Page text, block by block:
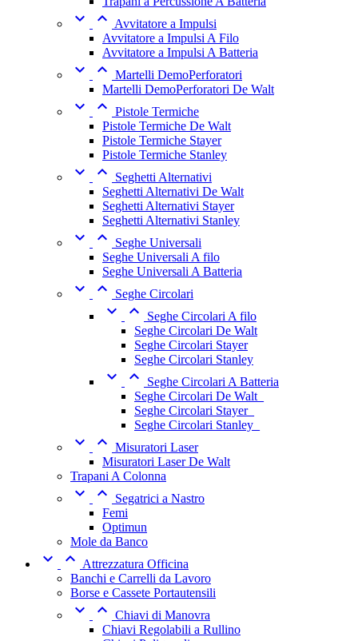
  Avvitatore a Impulsi
Avvitatore a Impulsi A Filo
Avvitatore a Impulsi A Batteria
  Martelli DemoPerforatori
Martelli DemoPerforatori De Walt
  Pistole Termiche
Pistole Termiche De Walt
Pistole Termiche Stayer
Pistole Termiche Stanley
 
Seghetti Alternativi
Seghetti Alternativi De Walt
Seghetti Alternativi Stayer
Seghetti Alternativi Stanley
 
Seghe Universali
Seghe Universali A filo
Seghe Universali A Batteria
  Seghe Circolari
 
Seghe Circolari A filo
Seghe Circolari De Walt
Seghe Circolari Stayer
Seghe Circolari Stanley
 
Seghe Circolari A Batteria
Seghe Circolari De Walt_
Seghe Circolari Stayer_
Seghe Circolari Stanley_
  Misuratori Laser
Misuratori Laser De Walt
Trapani A Colonna
 
Segatrici a Nastro
Femi
Optimun
Mole da Banco
  Attrezzatura Officina
Banchi e Carrelli da Lavoro
Borse e Cassete Portautensili
  Chiavi di Manovra
Chiavi Regolabili a Rullino